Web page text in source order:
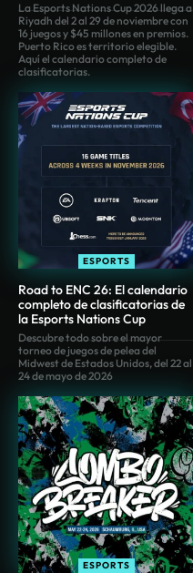
La Esports Nations Cup 2026 llega a
Riyadh del 2 al 29 de noviembre con
16 juegos y $45 millones en premios.
Puerto Rico es territorio elegible.
Aquí el calendario completo de
clasificatorias.
ESPORTS
Road to ENC 26: El calendario
completo de clasificatorias de
la Esports Nations Cup
Descubre todo sobre el mayor
torneo de juegos de pelea del
Midwest de Estados Unidos, del 22 al
24 de mayo de 2026
ESPORTS